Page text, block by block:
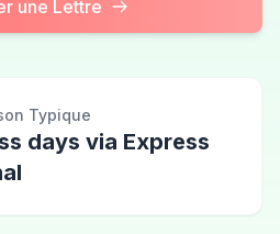
une Lettre
Typique
days via Express